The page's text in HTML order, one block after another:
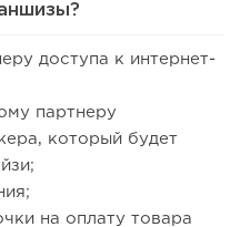
доступа к интернет-
партнеру
который будет
на оплату товара